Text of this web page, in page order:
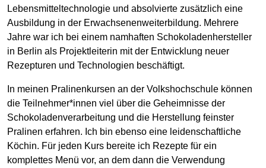
Lebensmitteltechnologie und absolvierte zusätzlich eine
Ausbildung in der Erwachsenenweiterbildung. Mehrere
Jahre war ich bei einem namhaften Schokoladenhersteller
in Berlin als Projektleiterin mit der Entwicklung neuer
Rezepturen und Technologien beschäftigt.
In meinen Pralinenkursen an der Volkshochschule können
die Teilnehmer*innen viel über die Geheimnisse der
Schokoladenverarbeitung und die Herstellung feinster
Pralinen erfahren. Ich bin ebenso eine leidenschaftliche
Köchin. Für jeden Kurs bereite ich Rezepte für ein
komplettes Menü vor, an dem dann die Verwendung